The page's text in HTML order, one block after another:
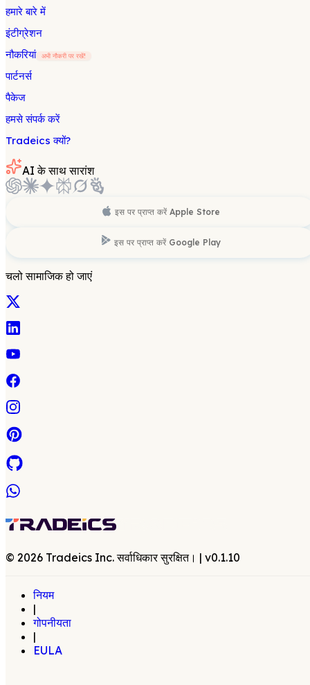
हमारे बारे में
इंटीग्रेशन
नौकरियां
अभी नौकरी पर रखें!
पार्टनर्स
पैकेज
हमसे संपर्क करें
Tradeics क्यों?
AI के साथ सारांश
इस पर प्राप्त करें Apple Store
इस पर प्राप्त करें Google Play
चलो सामाजिक हो जाएं
© 2026 Tradeics Inc. सर्वाधिकार सुरक्षित। | v0.1.10
नियम
|
गोपनीयता
|
EULA